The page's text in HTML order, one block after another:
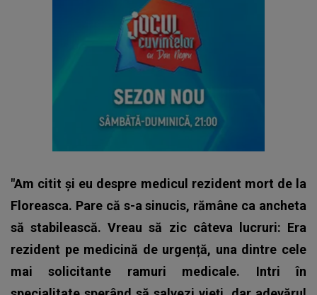
"Am citit și eu despre medicul rezident mort de la
Floreasca. Pare că s-a sinucis, rămâne ca ancheta
să stabilească. Vreau să zic câteva lucruri: Era
rezident pe medicină de urgență, una dintre cele
mai solicitante ramuri medicale. Intri în